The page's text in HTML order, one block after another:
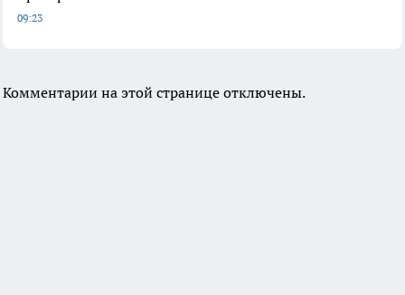
09:23
Комментарии на этой странице отключены.